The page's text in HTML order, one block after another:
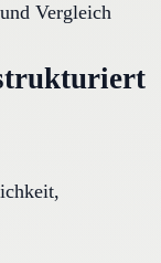
Vergleich